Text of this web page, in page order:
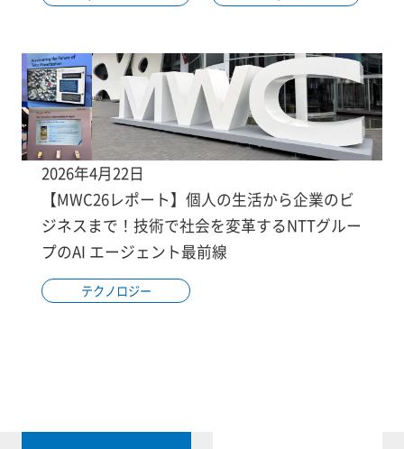
2026年4月22日
【MWC26レポート】個人の生活から企業のビ
ジネスまで！技術で社会を変革するNTTグルー
プのAI エージェント最前線
テクノロジー